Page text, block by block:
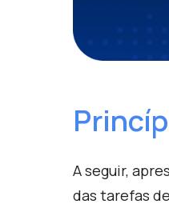
Aseguir,
das tarefas